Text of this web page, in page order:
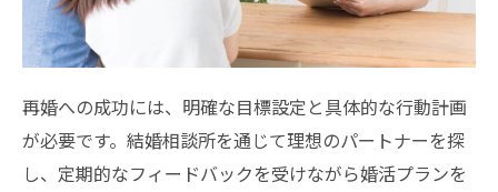
再婚への成功には、明確な目標設定と具体的な行動計画
が必要です。結婚相談所を通じて理想のパートナーを探
し、定期的なフィードバックを受けながら婚活プランを